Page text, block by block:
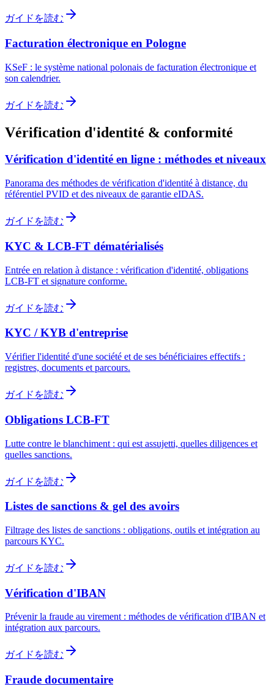
ガイドを読む
Facturation électronique en Pologne
KSeF : le système national polonais de facturation électronique et
son calendrier.
ガイドを読む
Vérification d'identité & conformité
Vérification d'identité en ligne : méthodes et niveaux
Panorama des méthodes de vérification d'identité à distance, du
référentiel PVID et des niveaux de garantie eIDAS.
ガイドを読む
KYC & LCB-FT dématérialisés
Entrée en relation à distance : vérification d'identité, obligations
LCB-FT et signature conforme.
ガイドを読む
KYC / KYB d'entreprise
Vérifier l'identité d'une société et de ses bénéficiaires effectifs :
registres, documents et parcours.
ガイドを読む
Obligations LCB-FT
Lutte contre le blanchiment : qui est assujetti, quelles diligences et
quelles sanctions.
ガイドを読む
Listes de sanctions & gel des avoirs
Filtrage des listes de sanctions : obligations, outils et intégration au
parcours KYC.
ガイドを読む
Vérification d'IBAN
Prévenir la fraude au virement : méthodes de vérification d'IBAN et
intégration aux parcours.
ガイドを読む
Fraude documentaire